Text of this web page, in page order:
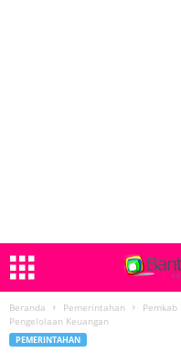
Beranda Pemerintahan
Pemkab
Pengelolaan Keuangan
PEMERINTAHAN